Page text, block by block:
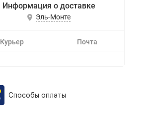
Информация о доставке
Эль-Монте
Курьер Почта
Способы оплаты